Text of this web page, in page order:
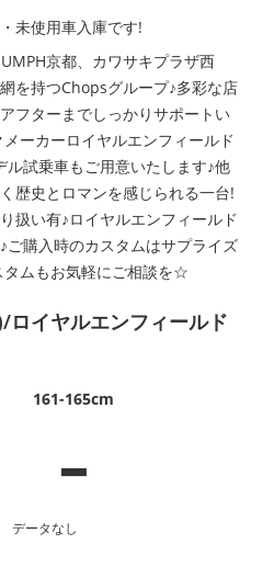
未使用車入庫です!
京都、カワサキプラザ西
を持つChopsグループ♪多彩な店
フターまでしっかりサポートい
ーカーロイヤルエンフィールド
試乗車もご用意いたします♪他
歴史とロマンを感じられる一台!
扱い有♪ロイヤルエンフィールド
ご購入時のカスタムはサプライズ
タムもお気軽にご相談を☆
イヤルエンフィールド
161-165cm
-
データなし